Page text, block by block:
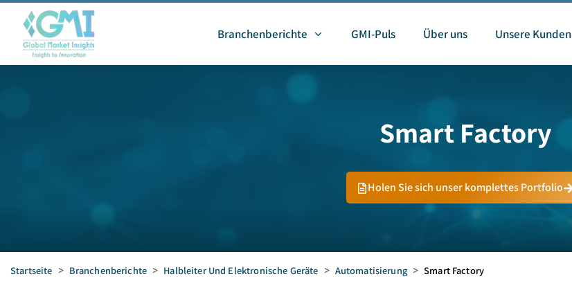
Branchenberichte GMI-Puls Über uns Unsere Kunden
Smart Factory
Holen Sie sich unser komplettes Portfolio
Startseite > Branchenberichte > Halbleiter Und Elektronische Geräte > Automatisierung > Smart Factory